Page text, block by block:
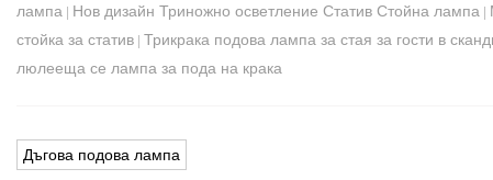
лампа | Нов дизайн Триножно осветление Статив Стойна лампа |
стойка за статив | Трикрака подова лампа за стая за гости в
люлееща се лампа за пода на крака
Дъгова подова лампа